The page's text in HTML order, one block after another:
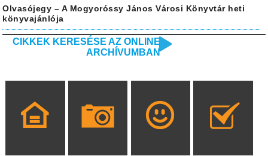
Olvasójegy – A Mogyoróssy János Városi Könyvtár heti
könyvajánlója
CIKKEK KERESÉSE AZ ONLINE
ARCHÍVUMBAN